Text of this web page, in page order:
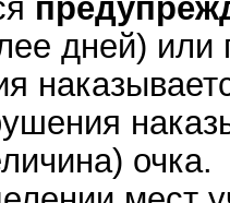
дней) или
очка.